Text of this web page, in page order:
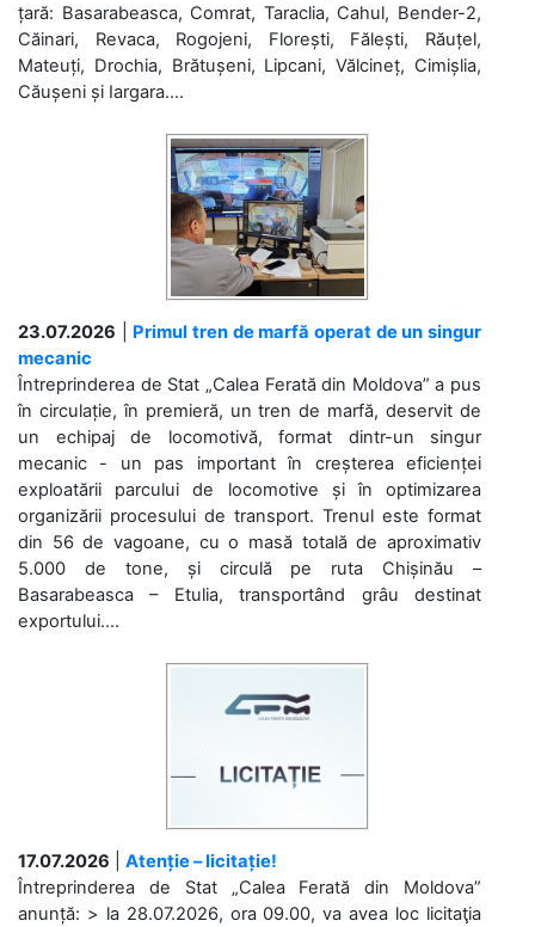
țară: Basarabeasca, Comrat, Taraclia, Cahul, Bender-2,
Căinari, Revaca, Rogojeni, Florești, Fălești, Răuțel,
Mateuți, Drochia, Brătușeni, Lipcani, Vălcineț, Cimișlia,
Căușeni și Iargara....
23.07.2026
Primul tren de marfă operat de un singur
mecanic
Întreprinderea de Stat „Calea Ferată din Moldova” a pus
în circulație, în premieră, un tren de marfă, deservit de
un echipaj de locomotivă, format dintr-un singur
mecanic - un pas important în creșterea eficienței
exploatării parcului de locomotive și în optimizarea
organizării procesului de transport. Trenul este format
din 56 de vagoane, cu o masă totală de aproximativ
5.000 de tone, și circulă pe ruta Chișinău –
Basarabeasca – Etulia, transportând grâu destinat
exportului....
17.07.2026
Atenție – licitație!
Întreprinderea de Stat „Calea Ferată din Moldova”
anunță: > la 28.07.2026, ora 09.00, va avea loc licitaţia